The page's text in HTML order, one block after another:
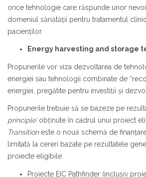
orice tehnologie care răspunde unor
domeniul sănătății pentru tratamentul
pacienților.
Energy harvesting and storage
Propunerile vor viza dezvoltarea de
energiei sau tehnologii combinate de
energiei, pregătite pentru investiții și
Propunerile trebuie să se bazeze pe
principle’obținute în cadrul unui proiect
Transitioneste o nouă schemă de
limitată la cereri bazate pe rezultatele
proiecte eligibile:
Proiecte EIC Pathfinder (inclusiv